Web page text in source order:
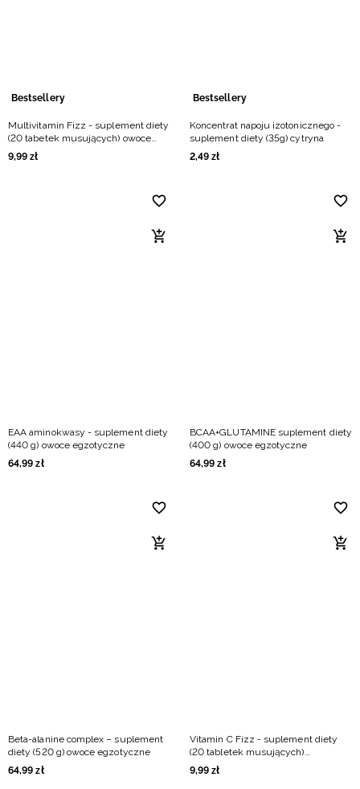
Bestsellery
Multivitamin Fizz - suplement diety
(20 tabetek musujących) owoce
egzotyczne
9,99 zł
Bestsellery
Koncentrat napoju izotonicznego -
suplement diety (35g) cytryna
2,49 zł
EAA aminokwasy - suplement diety
(440 g) owoce egzotyczne
64,99 zł
BCAA+GLUTAMINE suplement diety
(400 g) owoce egzotyczne
64,99 zł
Beta-alanine complex – suplement
diety (520 g) owoce egzotyczne
64,99 zł
Vitamin C Fizz - suplement diety
(20 tabletek musujących)
cytrynowo-pomarańczowy
9,99 zł
Słowacki / EUR
Ukraiński / UAH